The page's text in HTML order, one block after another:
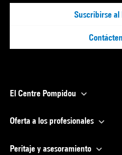
Suscribirse al
El Centre Pompidou
Oferta a los profesionales
Peritaje y asesoramiento